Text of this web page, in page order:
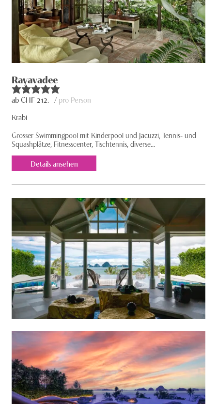
Rayavadee
ab CHF 212.– / pro Person
Krabi
Grosser Swimmingpool mit Kinder­pool und Jacuzzi, Tennis- und
Squashplätze, Fitness­center, Tischtennis, diverse...
Details ansehen